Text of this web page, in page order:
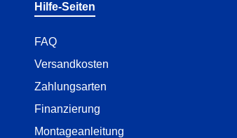
Hilfe-Seiten
FAQ
Versandkosten
Zahlungsarten
Finanzierung
Montageanleitung